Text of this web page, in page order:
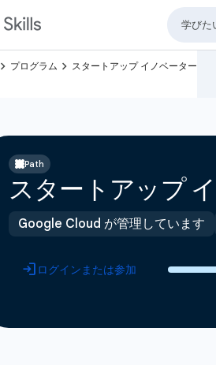
navigate_next プログラム navigate_next スタートアップ イノベーター
Path
スタートアップ
Google Cloud が管理しています
ログインまたは参加